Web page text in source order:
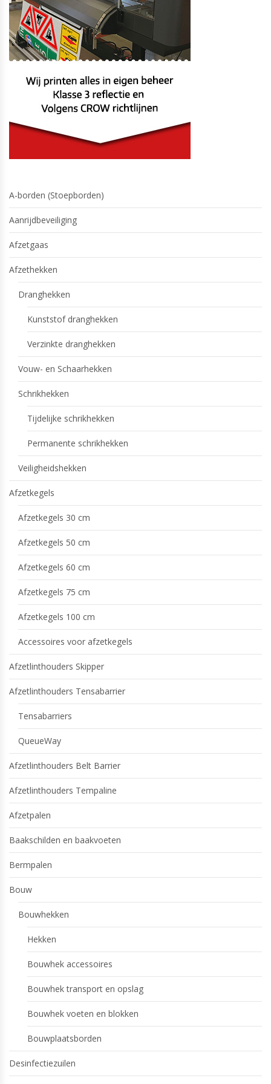
A-borden (Stoepborden)
Aanrijdbeveiliging
Afzetgaas
Afzethekken
Dranghekken
Kunststof dranghekken
Verzinkte dranghekken
Vouw- en Schaarhekken
Schrikhekken
Tijdelijke schrikhekken
Permanente schrikhekken
Veiligheidshekken
Afzetkegels
Afzetkegels 30 cm
Afzetkegels 50 cm
Afzetkegels 60 cm
Afzetkegels 75 cm
Afzetkegels 100 cm
Accessoires voor afzetkegels
Afzetlinthouders Skipper
Afzetlinthouders Tensabarrier
Tensabarriers
QueueWay
Afzetlinthouders Belt Barrier
Afzetlinthouders Tempaline
Afzetpalen
Baakschilden en baakvoeten
Bermpalen
Bouw
Bouwhekken
Hekken
Bouwhek accessoires
Bouwhek transport en opslag
Bouwhek voeten en blokken
Bouwplaatsborden
Desinfectiezuilen